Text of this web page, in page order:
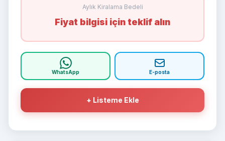
Aylık Kiralama Bedeli
Fiyat bilgisi için teklif alın
WhatsApp E-posta
+ Listeme Ekle